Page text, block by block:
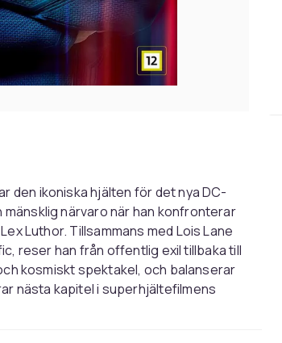
den ikoniska hjälten för det nya DC-
närvaro när han konfronterar
Luthor. Tillsammans med Lois Lane
reser han från offentlig exil tillbaka till
kosmiskt spektakel, och balanserar